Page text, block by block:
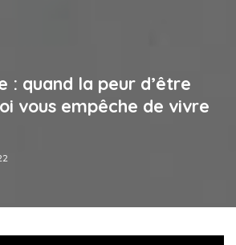
: quand la peur d’être
vous empêche de vivre